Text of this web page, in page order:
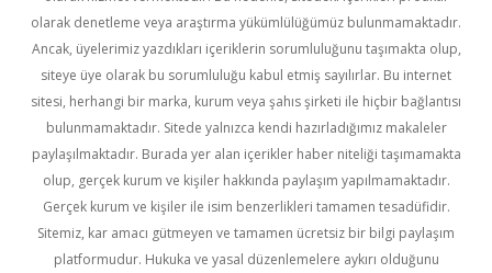
olarak denetleme veya araştırma yükümlülüğümüz bulunmamaktadır.
Ancak, üyelerimiz yazdıkları içeriklerin sorumluluğunu taşımakta olup,
siteye üye olarak bu sorumluluğu kabul etmiş sayılırlar. Bu internet
sitesi, herhangi bir marka, kurum veya şahıs şirketi ile hiçbir bağlantısı
bulunmamaktadır. Sitede yalnızca kendi hazırladığımız makaleler
paylaşılmaktadır. Burada yer alan içerikler haber niteliği taşımamakta
olup, gerçek kurum ve kişiler hakkında paylaşım yapılmamaktadır.
Gerçek kurum ve kişiler ile isim benzerlikleri tamamen tesadüfidir.
Sitemiz, kar amacı gütmeyen ve tamamen ücretsiz bir bilgi paylaşım
platformudur. Hukuka ve yasal düzenlemelere aykırı olduğunu